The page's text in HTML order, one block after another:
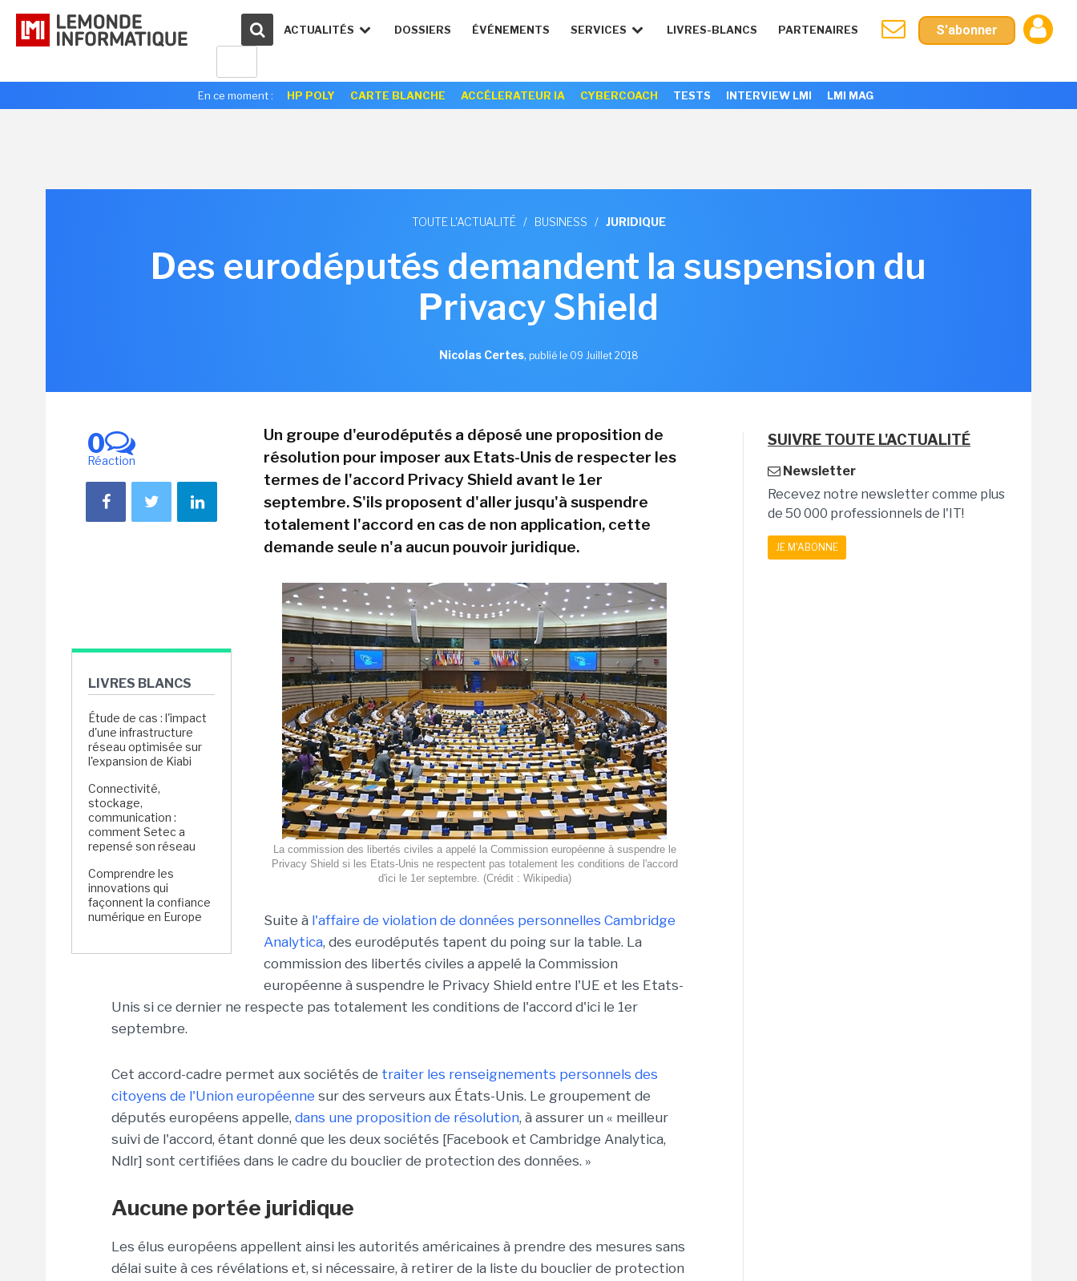
ACTUALITÉS DOSSIERS ÉVÉNEMENTS SERVICES LIVRES-BLANCS PARTENAIRES S'abonner
En ce moment : HP POLY CARTE BLANCHE ACCÉLERATEUR IA CYBERCOACH TESTS INTERVIEW LMI LMI MAG
TOUTE L'ACTUALITÉ / BUSINESS / JURIDIQUE
Des eurodéputés demandent la suspension du
Privacy Shield
Nicolas Certes, publié le 09 Juillet 2018
0
Réaction
LIVRES BLANCS
Étude de cas : l'impact
d'une infrastructure
réseau optimisée sur
l'expansion de Kiabi
Connectivité,
stockage,
communication :
comment Setec a
repensé son réseau
Comprendre les
innovations qui
façonnent la confiance
numérique en Europe
Un groupe d'eurodéputés a déposé une proposition de
résolution pour imposer aux Etats-Unis de respecter les
termes de l'accord Privacy Shield avant le 1er
septembre. S'ils proposent d'aller jusqu'à suspendre
totalement l'accord en cas de non application, cette
demande seule n'a aucun pouvoir juridique.
La commission des libertés civiles a appelé la Commission européenne à suspendre le
Privacy Shield si les Etats-Unis ne respectent pas totalement les conditions de l'accord
d'ici le 1er septembre. (Crédit : Wikipedia)
Suite à l'affaire de violation de données personnelles Cambridge
Analytica, des eurodéputés tapent du poing sur la table. La
commission des libertés civiles a appelé la Commission
européenne à suspendre le Privacy Shield entre l'UE et les Etats-
Unis si ce dernier ne respecte pas totalement les conditions de l'accord d'ici le 1er
septembre.
Cet accord-cadre permet aux sociétés de traiter les renseignements personnels des
citoyens de l'Union européenne sur des serveurs aux États-Unis. Le groupement de
députés européens appelle, dans une proposition de résolution, à assurer un « meilleur
suivi de l'accord, étant donné que les deux sociétés [Facebook et Cambridge Analytica,
Ndlr] sont certifiées dans le cadre du bouclier de protection des données. »
Aucune portée juridique
Les élus européens appellent ainsi les autorités américaines à prendre des mesures sans
délai suite à ces révélations et, si nécessaire, à retirer de la liste du bouclier de protection
SUIVRE TOUTE L'ACTUALITÉ
Newsletter
Recevez notre newsletter comme plus
de 50 000 professionnels de l'IT!
JE M'ABONNE